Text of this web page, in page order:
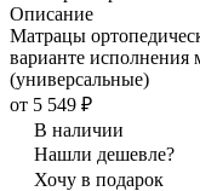
Описание
Матрацы
варианте исполнения
(универсальные)
от 5 549 ₽
В наличии
Нашли дешевле?
Хочу в подарок